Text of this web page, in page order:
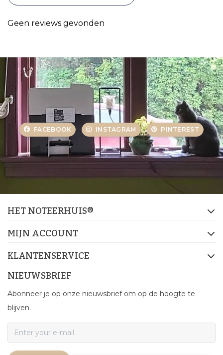
Geen reviews gevonden
FACEBOOK INSTAGRAM PINTEREST
HET NOTEERHUIS®
MIJN ACCOUNT
KLANTENSERVICE
NIEUWSBRIEF
Abonneer je op onze nieuwsbrief om op de hoogte te
blijven.